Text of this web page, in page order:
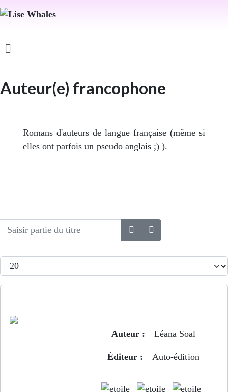
Auteur(e) francophone
Romans d'auteurs de langue française (même si
elles ont parfois un pseudo anglais ;) ).
Saisir partie du titre
Afficher #
Auteur : Léana Soal
Éditeur : Auto-édition